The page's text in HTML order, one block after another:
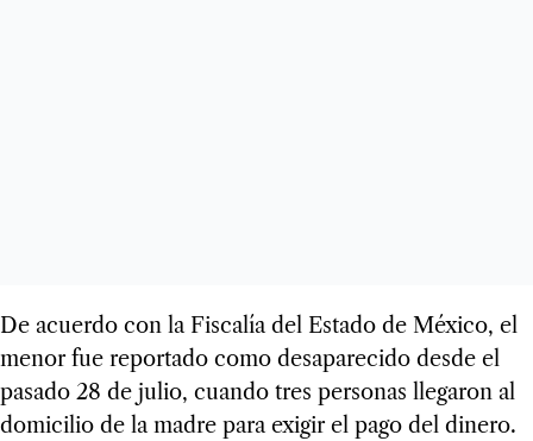
De acuerdo con la Fiscalía del Estado de México, el
menor fue reportado como desaparecido desde el
pasado 28 de julio, cuando tres personas llegaron al
domicilio de la madre para exigir el pago del dinero.